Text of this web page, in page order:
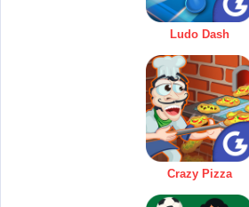
Ludo Dash
Crazy Pizza